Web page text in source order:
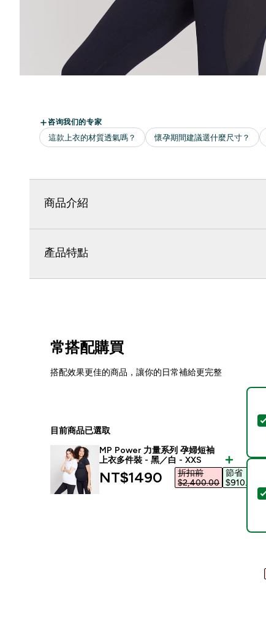
商品介紹
產品特點
常搭配購買
搭配效果更佳的商品，讓你的日常補給更完整
目前商品已選取
MP Power 力量系列 孕婦短袖
上衣多件裝 - 黑／白 - XXS
discounted price
NT$1490‎
折扣前
$2,400.00‎
節省
$910.00‎